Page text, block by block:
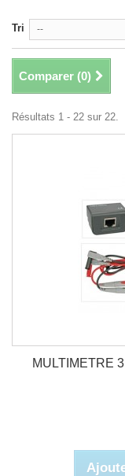
Tri --
Comparer (0)
Résultats 1 - 22 sur 22.
MULTIMETRE